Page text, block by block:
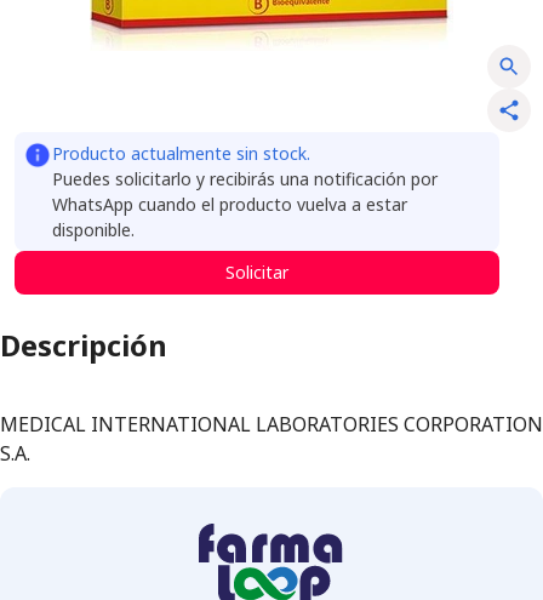
Producto actualmente sin stock.
Puedes solicitarlo y recibirás una notificación por
WhatsApp cuando el producto vuelva a estar
disponible.
Solicitar
Descripción
MEDICAL INTERNATIONAL LABORATORIES CORPORATION
S.A.